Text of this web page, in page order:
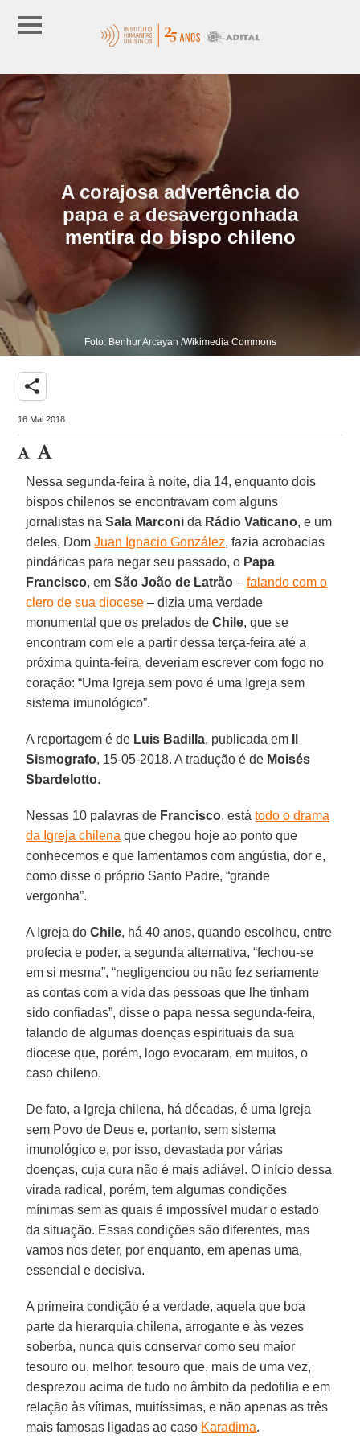
A corajosa advertência do
papa e a desavergonhada
mentira do bispo chileno
Foto: Benhur Arcayan /Wikimedia Commons
share
16 Mai 2018
Nessa segunda-feira à noite, dia 14, enquanto dois
bispos chilenos se encontravam com alguns
jornalistas naSala Marconi da Rádio Vaticano, e um
deles, Dom Juan Ignacio González, fazia acrobacias
pindáricas para negar seu passado, o Papa
Francisco, emSão João de Latrão –falando com o
clero de sua diocese – dizia uma verdade
monumental que os prelados deChile, que se
encontram com ele a partir dessa terça-feira até a
próxima quinta-feira, deveriam escrever com fogo no
coração: “Uma Igreja sem povo é uma Igreja sem
sistema imunológico”.
A reportagem é de Luis Badilla, publicada em
Sismografo, 15-05-2018. A tradução é de Moisés
Sbardelotto.
Nessas 10 palavras de Francisco, estátodo o drama
da Igreja chilena que chegou hoje ao ponto que
conhecemos e que lamentamos com angústia, dor e,
como disse o próprio Santo Padre, “grande
vergonha”.
A Igreja doChile, há 40 anos, quando escolheu, entre
profecia e poder, a segunda alternativa, “fechou-se
em si mesma”, “negligenciou ou não fez seriamente
as contas com a vida das pessoas que lhe tinham
sido confiadas”, disse o papa nessa segunda-feira,
falando de algumas doenças espirituais da sua
diocese que, porém, logo evocaram, em muitos, o
caso chileno.
De fato, a Igreja chilena, há décadas, é uma Igreja
sem Povo de Deus e, portanto, sem sistema
imunológico e, por isso, devastada por várias
doenças, cuja cura não é mais adiável. O início dessa
virada radical, porém, tem algumas condições
mínimas sem as quais é impossível mudar o estado
da situação. Essas condições são diferentes, mas
vamos nos deter, por enquanto, em apenas uma,
essencial e decisiva.
A primeira condição é a verdade, aquela que boa
parte da hierarquia chilena, arrogante e às vezes
soberba, nunca quis conservar como seu maior
tesouro ou, melhor, tesouro que, mais de uma vez,
desprezou acima de tudo no âmbito da pedofilia e em
relação às vítimas, muitíssimas, e não apenas as três
mais famosas ligadas ao caso Karadima.